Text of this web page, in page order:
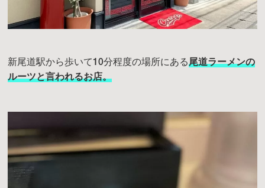
新尾道駅から歩いて10分程度の場所にある尾道ラーメンの
ルーツと言われるお店。